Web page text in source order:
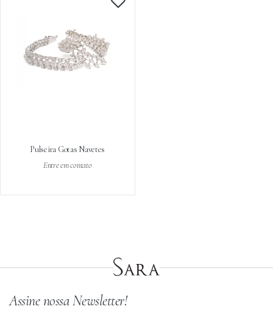
Pulseira Gotas Navetes
Entre em contato
Assine nossa Newsletter!